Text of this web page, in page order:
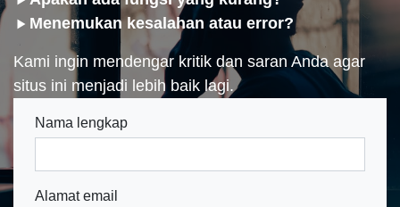
Menemukan kesalahan atau error?
Kami ingin mendengar kritik dan saran Anda agar
situs ini menjadi lebih baik lagi.
Nama lengkap
Alamat email